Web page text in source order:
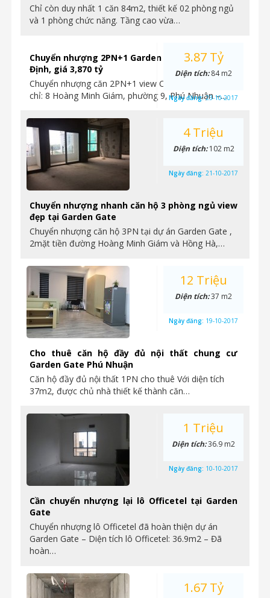
Chỉ còn duy nhất 1 căn 84m2, thiết kế 02 phòng ngủ
và 1 phòng chức năng. Tầng cao vừa…
Chuyển nhượng 2PN+1 Garden Gate view CV Gia
Định, giá 3,870 tỷ
Chuyển nhượng căn 2PN+1 view CV Gia Định, – Địa
chỉ: 8 Hoàng Minh Giám, phường 9, Phú Nhuận –…
3.87 Tỷ
Diện tích:84 m2
Ngày đăng:23-10-2017
Chuyển nhượng nhanh căn hộ 3 phòng ngủ view
đẹp tại Garden Gate
Chuyển nhượng căn hộ 3PN tại dự án Garden Gate ,
2mặt tiền đường Hoàng Minh Giám và Hồng Hà,…
4 Triệu
Diện tích:102 m2
Ngày đăng: 21-10-2017
Cho thuê căn hộ đầy đủ nội thất chung cư
Garden Gate Phú Nhuận
Căn hộ đầy đủ nội thất 1PN cho thuê Với diện tích
37m2, được chủ nhà thiết kế thành căn…
12 Triệu
Diện tích:37 m2
Ngày đăng: 19-10-2017
Cần chuyển nhượng lại lô Officetel tại Garden
Gate
Chuyển nhượng lô Officetel đã hoàn thiện dự án
Garden Gate – Diện tích lô Officetel: 36.9m2 – Đã
hoàn…
1 Triệu
Diện tích:36.9 m2
Ngày đăng: 10-10-2017
1.67 Tỷ